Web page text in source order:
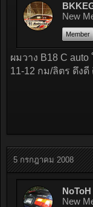
New
Member
ผมวาง B18 C
11-12 กม/ลิตร ดึงดี
5 กรกฎาคม 2008
NoToH
New